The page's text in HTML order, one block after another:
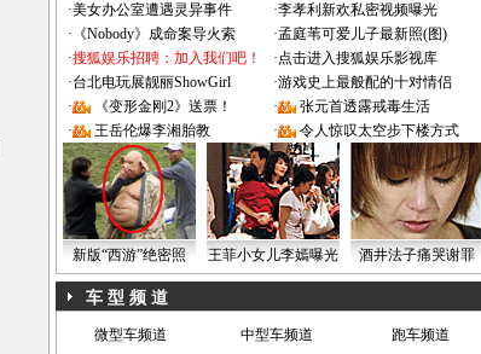
·美女办公室遭遇灵异事件 ·李孝利新欢私密视频曝光
· 《Nobody》成命案导火索 ·孟庭苇可爱儿子最新照(图)
·搜狐娱乐招聘：加入我们吧！ ·点击进入搜狐娱乐影视库
·台北电玩展靓丽ShowGirl ·游戏史上最般配的十对情侣
·
《变形金刚2》送票！ ·
张元首透露戒毒生活
·
王岳伦爆李湘胎教 · 令人惊叹太空步下楼方式
新版“西游”绝密照 王菲小女儿李嫣曝光 酒井法子痛哭谢罪
车 型 频 道
微型车频道 中型车频道
跑车频道